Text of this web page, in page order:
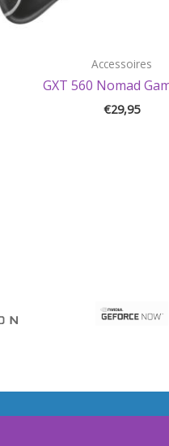
Accessoires
GXT 560 Nomad
€29,95